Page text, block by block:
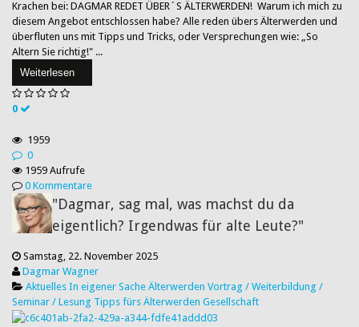
Krachen bei: DAGMAR REDET ÜBER´S ÄLTERWERDEN! Warum ich mich zu
diesem Angebot entschlossen habe? Alle reden übers Älterwerden und
überfluten uns mit Tipps und Tricks, oder Versprechungen wie: „So
Altern Sie richtig!" ...
Weiterlesen
0
1959
0
1959 Aufrufe
0 Kommentare
"Dagmar, sag mal, was machst du da
eigentlich? Irgendwas für alte Leute?"
Samstag, 22. November 2025
Dagmar Wagner
Aktuelles In eigener Sache Älterwerden Vortrag / Weiterbildung /
Seminar / Lesung Tipps fürs Älterwerden Gesellschaft